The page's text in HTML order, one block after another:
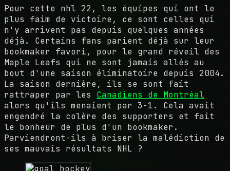
Pour cette nhl 22, les équipes qui ont le
plus faim de victoire, ce sont celles qui
n'y arrivent pas depuis quelques années
déjà. Certains fans parient déjà sur leur
bookmaker favori, pour le grand réveil des
Maple Leafs qui ne sont jamais allés au
bout d'une saison éliminatoire depuis 2004.
La saison dernière, ils se sont fait
rattraper par les Canadiens de Montréal
alors qu'ils menaient par 3-1. Cela avait
engendré la colère des supporters et fait
le bonheur de plus d'un bookmaker.
Parviendront-ils à briser la malédiction de
ses mauvais résultats NHL ?